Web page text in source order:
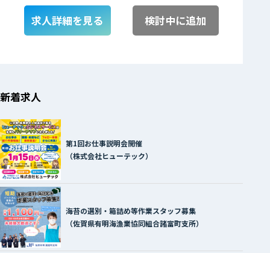
求人詳細を見る 検討中に追加
新着求人
第1回お仕事説明会開催
（株式会社ヒューテック）
海苔の選別・箱詰め等作業スタッフ募集
（佐賀県有明海漁業協同組合諸富町支所）